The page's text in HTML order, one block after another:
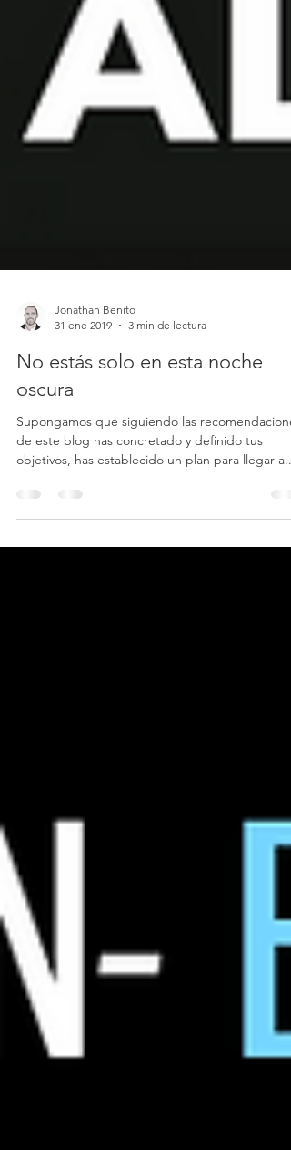
31 ene 2019
3 min de lectura
No estás solo en esta noche
oscura
Supongamos que siguiendo las
objetivos, has establecido un plan para llegar a...